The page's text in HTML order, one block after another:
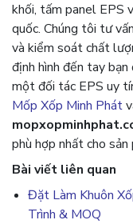
khối, tấm panel EPS
quốc. Chúng tôi tư
và kiểm soát chất
định hình đến tay bạn
một đối tác EPS uy
Mốp Xốp Minh Phát
phù hợp nhất cho sản
Bài viết liên quan
Đặt Làm Khuôn
Trình & MOQ